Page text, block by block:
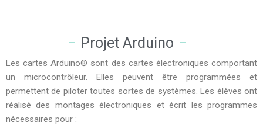
Projet Arduino
Les cartes Arduino® sont des cartes électroniques comportant
un microcontrôleur. Elles peuvent être programmées et
permettent de piloter toutes sortes de systèmes. Les élèves ont
réalisé des montages électroniques et écrit les programmes
nécessaires pour :